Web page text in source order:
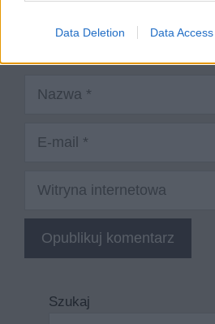
Data Deletion Data Access
Witryna
internetowa
Szukaj